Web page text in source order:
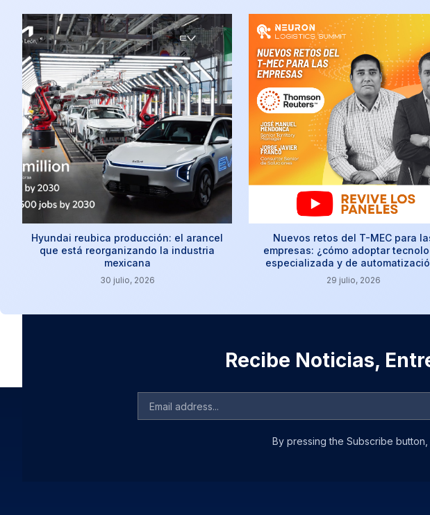
Hyundai reubica producción: el arancel
que está reorganizando la industria
mexicana
30 julio, 2026
Nuevos retos del T-MEC para
empresas: ¿cómo adoptar
especializada y de
29 julio, 2026
Recibe Noticias,
By pressing the Subscribe